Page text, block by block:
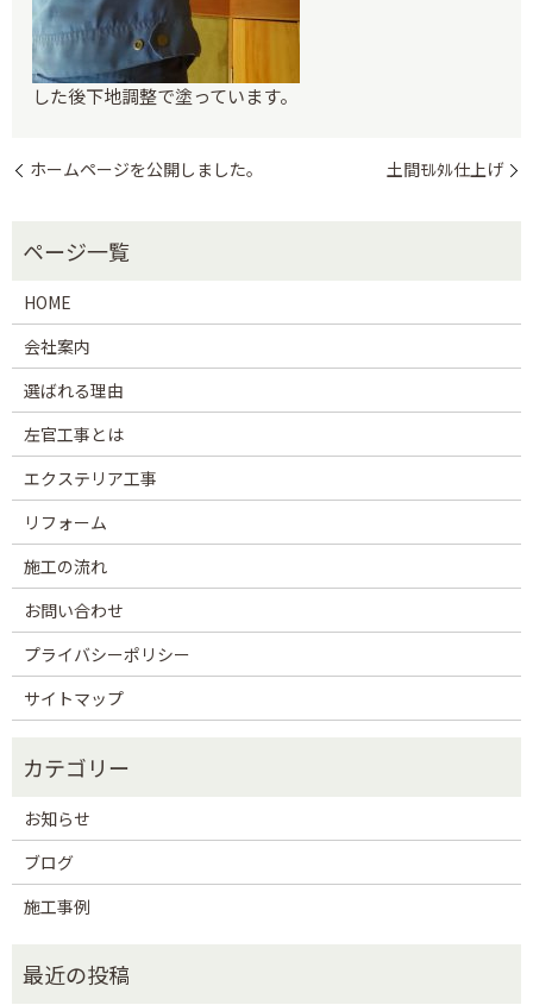
した後下地調整で塗っています。
ホームページを公開しました。 土間ﾓﾙﾀﾙ仕上げ
HOME
会社案内
選ばれる理由
左官工事とは
エクステリア工事
リフォーム
施工の流れ
お問い合わせ
プライバシーポリシー
サイトマップ
お知らせ
ブログ
施工事例